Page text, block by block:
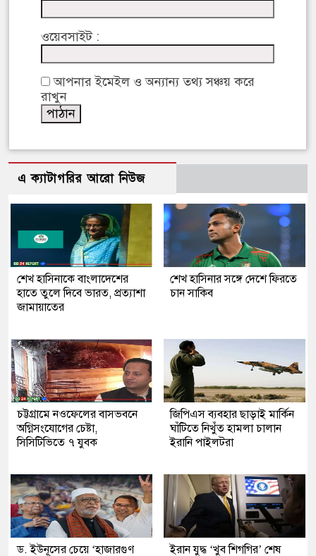
ওয়েবসাইট :
আপনার ইমেইল ও অন্যান্য তথ্য সঞ্চয় করে
রাখুন
এ ক্যাটাগরির আরো নিউজ
শেখ হাসিনাকে বাংলাদেশের
হাতে তুলে দিবে ভারত, প্রত্যাশা
জামায়াতের
শেখ হাসিনার সঙ্গে দেশে ফিরতে
চান সাকিব
চট্টগ্রামে নওফেলের বাসভবনে
অগ্নিসংযোগের চেষ্টা,
সিসিটিভিতে ৭ যুবক
জিপিএস ব্যবহার ছাড়াই মার্কিন
ঘাঁটিতে নিখুঁত হামলা চালান
ইরানি পাইলটরা
ড. ইউনূসের চেয়ে ‘হাজারগুণ ইরান যুদ্ধ ‘খুব শিগগির’ শেষ